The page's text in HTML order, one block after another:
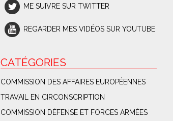
ME SUIVRE SUR TWITTER
REGARDER MES VIDÉOS SUR YOUTUBE
CATÉGORIES
COMMISSION DES AFFAIRES EUROPÉENNES
TRAVAIL EN CIRCONSCRIPTION
COMMISSION DÉFENSE ET FORCES ARMÉES